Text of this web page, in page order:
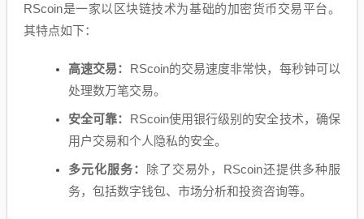
RScoin是一家以区块链技术为基础的加密货币交易平台。
其特点如下：
高速交易： RScoin的交易速度非常快，每秒钟可以
处理数万笔交易。
安全可靠： RScoin使用银行级别的安全技术，确保
用户交易和个人隐私的安全。
多元化服务：
除了交易外，RScoin还提供多种服
务，包括数字钱包、市场分析和投资咨询等。